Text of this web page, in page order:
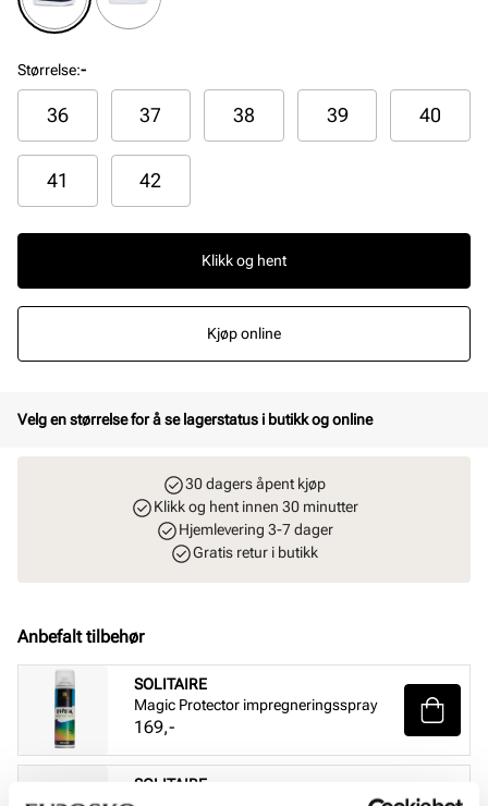
Størrelse:-
36 37 38 39 40
41 42
Klikk og hent
Kjøp online
Velg en størrelse for å se lagerstatus i butikk og online
30 dagers åpent kjøp
Klikk og hent innen 30 minutter
Hjemlevering 3-7 dager
Gratis retur i butikk
Anbefalt tilbehør
SOLITAIRE
Magic Protector impregneringsspray
Pris
169,-
SOLITAIRE